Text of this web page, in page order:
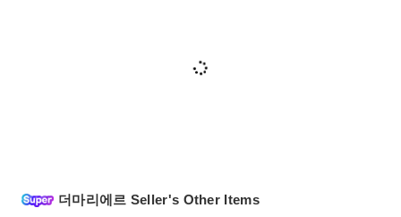
더마리에르 Seller's Other Items